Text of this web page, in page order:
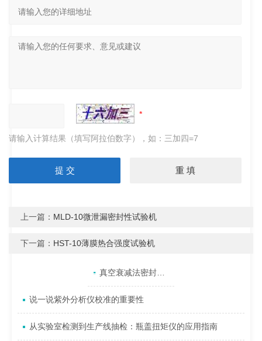
请输入计算结果（填写阿拉伯数字），如：三加四=7
上一篇： MLD-10微泄漏密封性试验机
下一篇： HST-10薄膜热合强度试验机
相关文章
说一说紫外分析仪校准的重要性
从实验室检测到生产线抽检：瓶盖扭矩仪的应用指南